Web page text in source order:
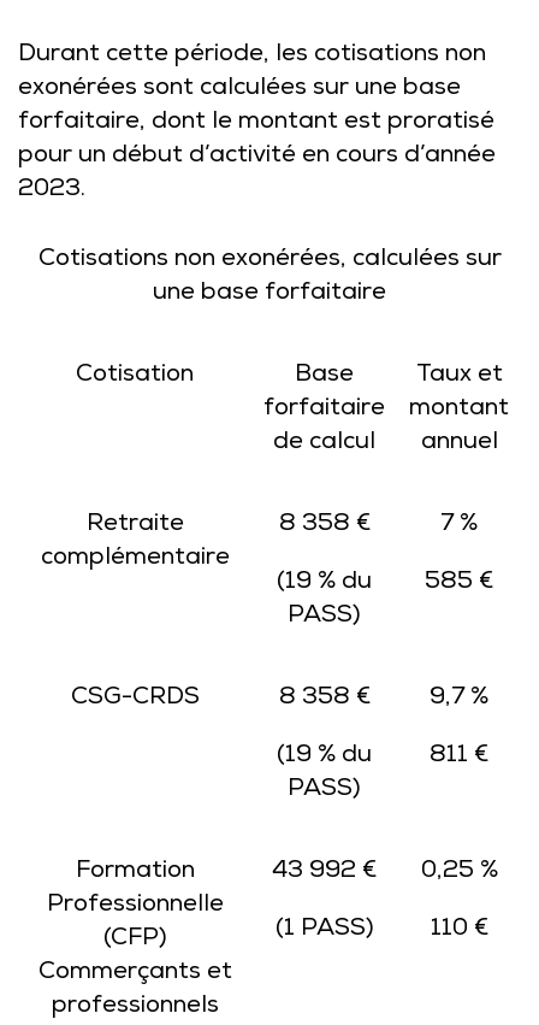
Durant cette période, les cotisations non
exonérées sont calculées sur une base
forfaitaire, dont le montant est proratisé
pour un début d’activité en cours d’année
2023.
Cotisations non exonérées, calculées sur
une base forfaitaire
Cotisation
Base
forfaitaire
de calcul
Taux et
montant
annuel
Retraite
complémentaire
8 358 €
(19 % du
PASS)
7 %
585 €
CSG-CRDS
8 358 €
(19 % du
PASS)
9,7 %
811 €
Formation
Professionnelle
(CFP)
Commerçants et
professionnels
43 992 €
(1 PASS)
0,25 %
110 €